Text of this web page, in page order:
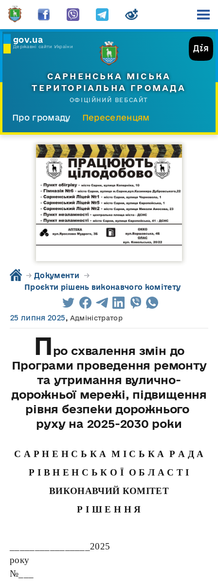
gov.ua
Державні сайти України
САРНЕНСЬКА МІСЬКА
ТЕРИТОРІАЛЬНА ГРОМАДА
ОФІЦІЙНИЙ ВЕБСАЙТ
Про громаду
Переселенцям
Прес-центр
→ Документи →
Проєкти рішень виконавчого комітету
25 липня 2025, Адміністратор
Про схвалення змін до
Програми проведення ремонту
та утримання вулично-
дорожньої мережі, підвищення
рівня безпеки дорожнього
руху на 2025-2030 роки
С А Р Н Е Н С Ь К А М І С Ь К А Р А Д А
Р І В Н Е Н С Ь К О Ї О Б Л А С Т І
ВИКОНАВЧИЙ КОМІТЕТ
Р І Ш Е Н Н Я
________________2025
року
№___